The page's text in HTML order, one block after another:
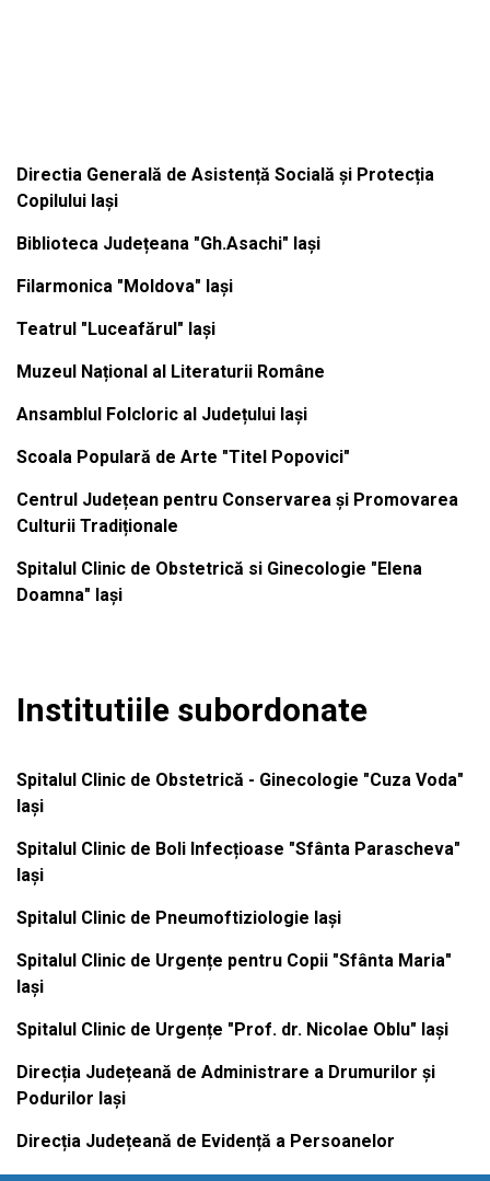
Directia Generală de Asistență Socială și Protecția
Copilului Iași
Biblioteca Județeana "Gh.Asachi" Iași
Filarmonica "Moldova" Iași
Teatrul "Luceafărul" Iași
Muzeul Național al Literaturii Române
Ansamblul Folcloric al Județului Iași
Scoala Populară de Arte "Titel Popovici"
Centrul Județean pentru Conservarea și Promovarea
Culturii Tradiționale
Spitalul Clinic de Obstetrică si Ginecologie "Elena
Doamna" Iași
Institutiile subordonate
Spitalul Clinic de Obstetrică - Ginecologie "Cuza Voda"
Iași
Spitalul Clinic de Boli Infecțioase "Sfânta Parascheva"
Iași
Spitalul Clinic de Pneumoftiziologie Iași
Spitalul Clinic de Urgențe pentru Copii "Sfânta Maria"
Iași
Spitalul Clinic de Urgențe "Prof. dr. Nicolae Oblu" Iași
Direcția Județeană de Administrare a Drumurilor și
Podurilor Iași
Direcția Județeană de Evidență a Persoanelor